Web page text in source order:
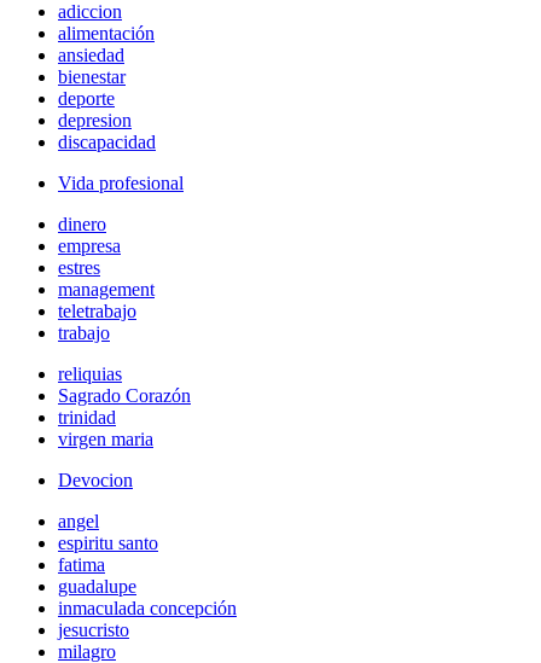
adiccion
alimentación
ansiedad
bienestar
deporte
depresion
discapacidad
Vida profesional
dinero
empresa
estres
management
teletrabajo
trabajo
reliquias
Sagrado Corazón
trinidad
virgen maria
Devocion
angel
espiritu santo
fatima
guadalupe
inmaculada concepción
jesucristo
milagro